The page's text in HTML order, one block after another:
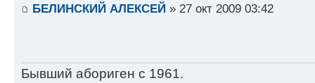
БЕЛИНСКИЙ АЛЕКСЕЙ » 27 окт 2009 03:42
Бывший абориген с 1961.